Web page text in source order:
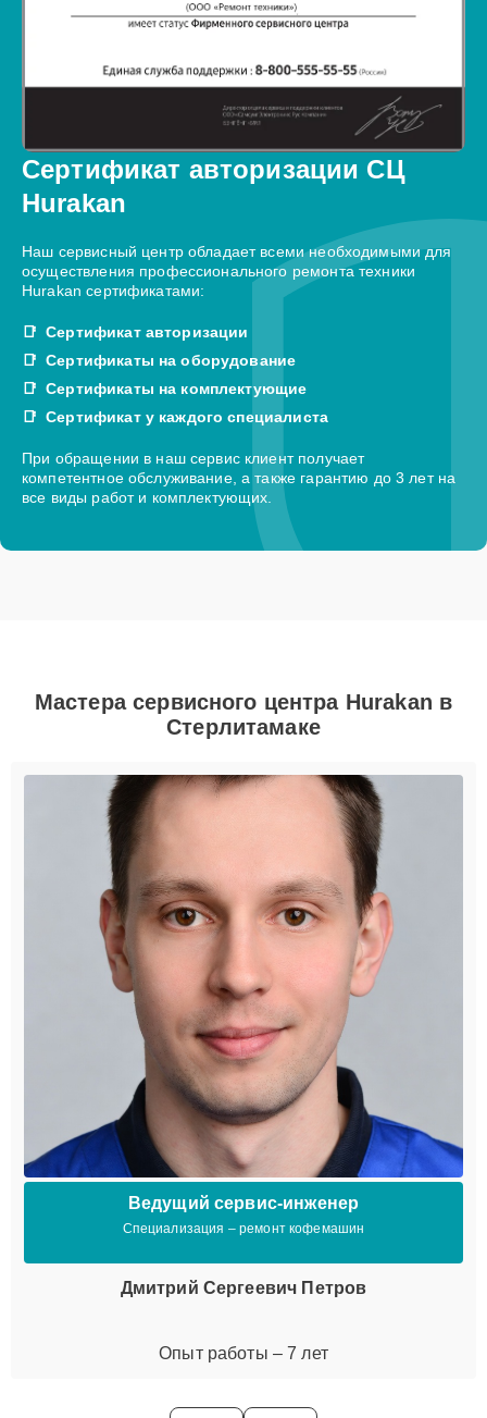
Сертификат авторизации СЦ
Hurakan
Наш сервисный центр обладает всеми необходимыми для
осуществления профессионального ремонта техники
Hurakan сертификатами:
Сертификат авторизации
Сертификаты на оборудование
Сертификаты на комплектующие
Сертификат у каждого специалиста
При обращении в наш сервис клиент получает
компетентное обслуживание, а также гарантию до 3 лет на
все виды работ и комплектующих.
Мастера сервисного центра Hurakan в
Стерлитамаке
Ведущий сервис-инженер
Специализация – ремонт кофемашин
Дмитрий Сергеевич Петров
Опыт работы – 7 лет